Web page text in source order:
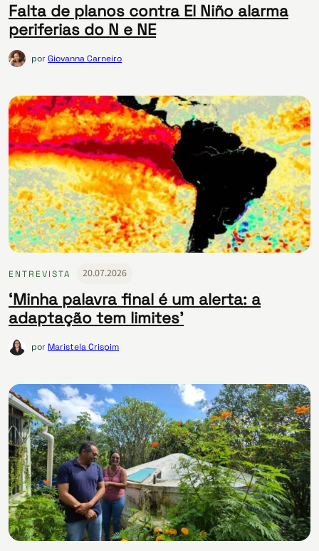
Falta de planos contra El Niño alarma
periferias do N e NE
porGiovanna Carneiro
ENTREVISTA 20.07.2026
‘Minha palavra final é um alerta: a
adaptação tem limites’
por Maristela Crispim